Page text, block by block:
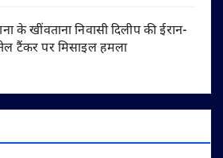
के खींवताना निवासी दिलीप की ईरान-
टैंकर पर मिसाइल हमला